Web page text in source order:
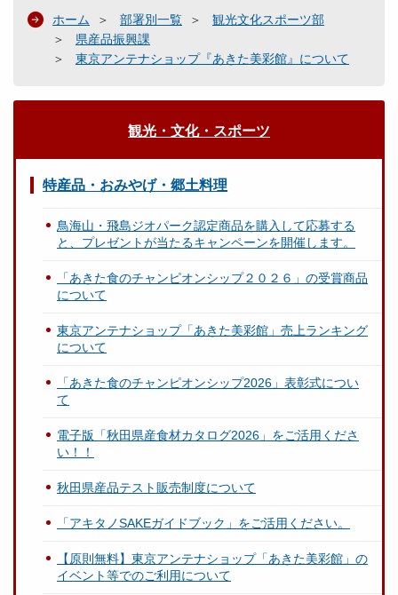
ホーム 部署別一覧
観光文化スポーツ部
県産品振興課
東京アンテナショップ『あきた美彩館』について
観光・文化・スポーツ
特産品・おみやげ・郷土料理
鳥海山・飛島ジオパーク認定商品を購入して応募する
と、プレゼントが当たるキャンペーンを開催します。
「あきた食のチャンピオンシップ２０２６」の受賞商品
について
東京アンテナショップ「あきた美彩館」売上ランキング
について
「あきた食のチャンピオンシップ2026」表彰式につい
て
電子版「秋田県産食材カタログ2026」をご活用くださ
い！！
秋田県産品テスト販売制度について
「アキタノSAKEガイドブック」をご活用ください。
【原則無料】東京アンテナショップ「あきた美彩館」の
イベント等でのご利用について